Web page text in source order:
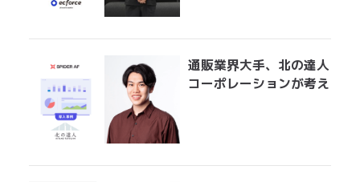
通販業界大手、北の達人
コーポレーションが考え